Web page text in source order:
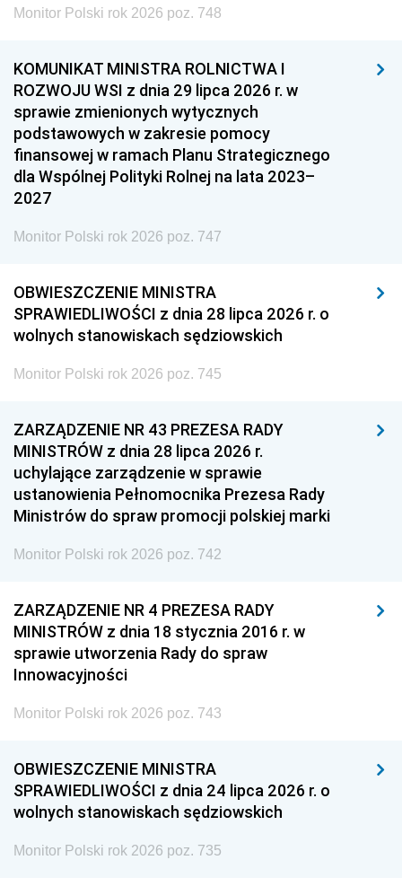
Monitor Polski rok 2026 poz. 748
KOMUNIKAT MINISTRA ROLNICTWA I
ROZWOJU WSI z dnia 29 lipca 2026 r. w
sprawie zmienionych wytycznych
podstawowych w zakresie pomocy
finansowej w ramach Planu Strategicznego
dla Wspólnej Polityki Rolnej na lata 2023–
2027
Monitor Polski rok 2026 poz. 747
OBWIESZCZENIE MINISTRA
SPRAWIEDLIWOŚCI z dnia 28 lipca 2026 r. o
wolnych stanowiskach sędziowskich
Monitor Polski rok 2026 poz. 745
ZARZĄDZENIE NR 43 PREZESA RADY
MINISTRÓW z dnia 28 lipca 2026 r.
uchylające zarządzenie w sprawie
ustanowienia Pełnomocnika Prezesa Rady
Ministrów do spraw promocji polskiej marki
Monitor Polski rok 2026 poz. 742
ZARZĄDZENIE NR 4 PREZESA RADY
MINISTRÓW z dnia 18 stycznia 2016 r. w
sprawie utworzenia Rady do spraw
Innowacyjności
Monitor Polski rok 2026 poz. 743
OBWIESZCZENIE MINISTRA
SPRAWIEDLIWOŚCI z dnia 24 lipca 2026 r. o
wolnych stanowiskach sędziowskich
Monitor Polski rok 2026 poz. 735